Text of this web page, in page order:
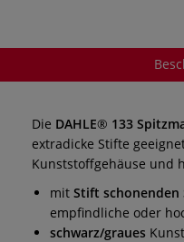
Die DAHLE® 133
extradicke Stifte
Kunststoffgehäuse und
mit Stift schonenden
empfindliche oder
schwarz/graues